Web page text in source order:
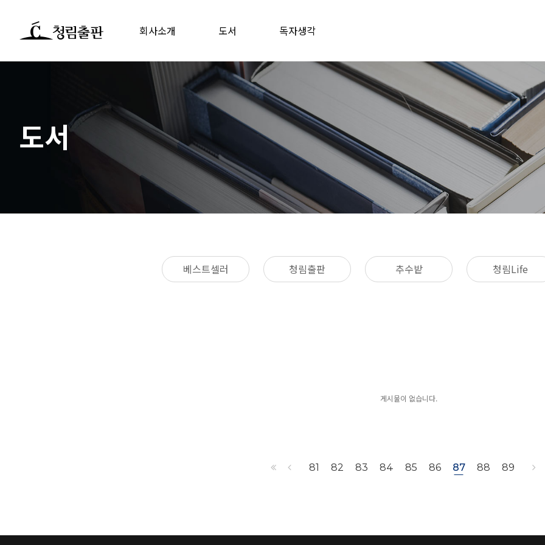
회사소개 도서 독자생각
도서
베스트셀러 청림출판 추수밭 청림Life
게시물이 없습니다.
81 82 83 84 85 86 87 88 89